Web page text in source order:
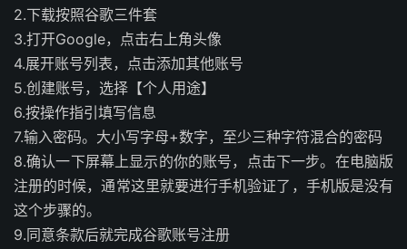
2.下载按照谷歌三件套
3.打开Google，点击右上角头像
4.展开账号列表，点击添加其他账号
5.创建账号，选择【个人用途】
6.按操作指引填写信息
7.输入密码。大小写字母+数字，至少三种字符混合的密码
8.确认一下屏幕上显示的你的账号，点击下一步。在电脑版
注册的时候，通常这里就要进行手机验证了，手机版是没有
这个步骤的。
9.同意条款后就完成谷歌账号注册